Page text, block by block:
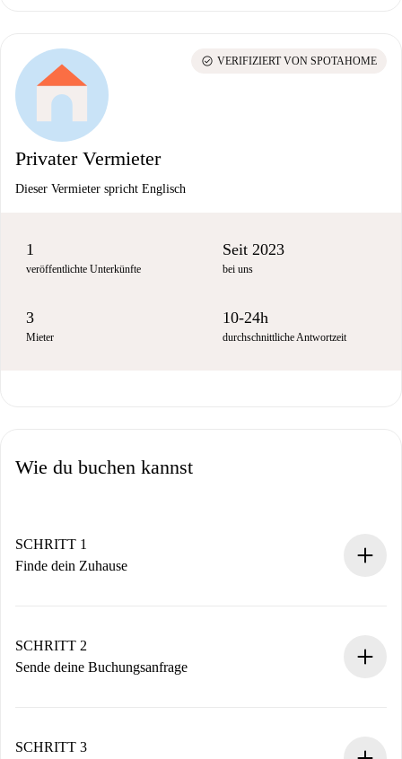
Privater Vermieter
Dieser Vermieter spricht Englisch
check_circle VERIFIZIERT VON SPOTAHOME
1
veröffentlichte Unterkünfte
Seit 2023
bei uns
3
Mieter
10-24h
durchschnittliche Antwortzeit
Wie du buchen kannst
SCHRITT 1
Finde dein Zuhause
Du erhältst alle notwendigen Informationen im Voraus.
SCHRITT 2
Sende deine Buchungsanfrage
Denk daran, dass wir dich erst belasten, wenn der
SCHRITT 3